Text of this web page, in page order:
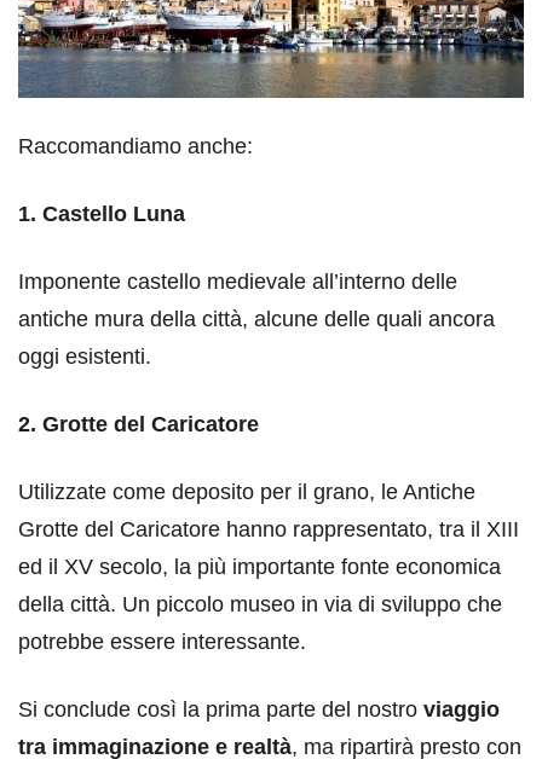
Raccomandiamo anche:
1. Castello Luna
Imponente castello medievale all’interno delle
antiche mura della città, alcune delle quali ancora
oggi esistenti.
2. Grotte del Caricatore
Utilizzate come deposito per il grano, le Antiche
Grotte del Caricatore hanno rappresentato, tra il XIII
ed il XV secolo, la più importante fonte economica
della città. Un piccolo museo in via di sviluppo che
potrebbe essere interessante.
Si conclude così la prima parte del nostro viaggio
tra immaginazione e realtà, ma ripartirà presto con